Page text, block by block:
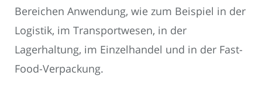
Bereichen Anwendung, wie zum Beispiel in der
Logistik, im Transportwesen, in der
Lagerhaltung, im Einzelhandel und in der Fast-
Food-Verpackung.